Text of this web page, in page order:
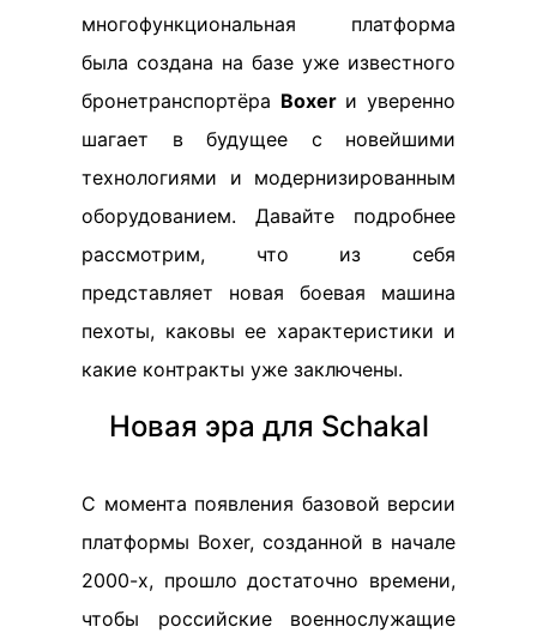
многофункциональная платформа
была создана на базе уже известного
бронетранспортёра Boxerи уверенно
шагает в будущее с новейшими
технологиями и модернизированным
оборудованием. Давайте подробнее
рассмотрим, что из себя
представляет новая боевая машина
пехоты, каковы ее характеристики и
какие контракты уже заключены.
Новая эра для Schakal
С момента появления базовой версии
платформы Boxer, созданной в начале
2000-х, прошло достаточно времени,
чтобы российские военнослужащие